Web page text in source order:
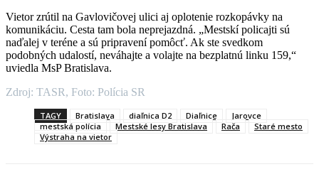
Vietor zrútil na Gavlovičovej ulici aj oplotenie rozkopávky na
komunikáciu. Cesta tam bola neprejazdná. „Mestskí policajti sú
naďalej v teréne a sú pripravení pomôcť. Ak ste svedkom
podobných udalostí, neváhajte a volajte na bezplatnú linku 159,“
uviedla MsP Bratislava.
Zdroj: TASR, Foto: Polícia SR
TAGY Bratislava diaľnica D2 Diaľnice
Jarovce
mestská polícia
Mestské lesy Bratislava Rača
Staré mesto
Výstraha na vietor